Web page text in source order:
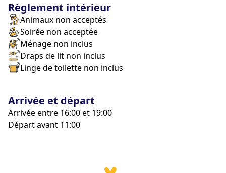
Règlement intérieur
Animaux non acceptés
Soirée non acceptée
Ménage non inclus
Draps de lit non inclus
Linge de toilette non inclus
Arrivée et départ
Arrivée entre 16:00 et 19:00
Départ avant 11:00